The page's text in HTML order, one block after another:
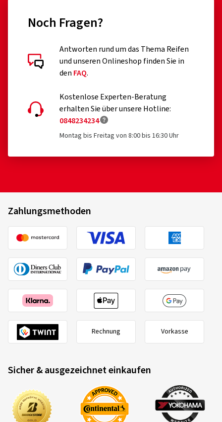
Noch Fragen?
Antworten rund um das Thema Reifen
und unseren Onlineshop finden Sie in
den FAQ.
Kostenlose Experten-Beratung
erhalten Sie über unsere Hotline:
0848234234
Montag bis Freitag von 8:00 bis 16:30 Uhr
Zahlungsmethoden
Rechnung Vorkasse
Sicher & ausgezeichnet einkaufen